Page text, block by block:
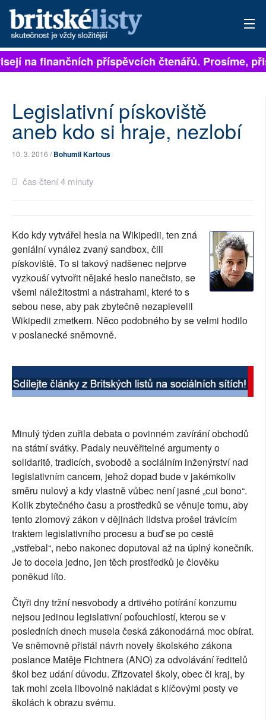
PŘIHLÁSIT
ARCHIV
PŘÍSPĚVKY NA PROVOZ
SOCIÁLNÍ SÍTĚ
RUBRIKY
PLNÁ VERZE STRÁNEK
na finančních příspěvcích čtenářů. Prosíme,
Legislativní pískoviště
aneb kdo si hraje, nezlobí
10. 3. 2016 /Bohumil Kartous
čas čtení 4 minuty
Kdo kdy vytvářel hesla na Wikipedii, ten zná
geniální vynález zvaný sandbox, čili
pískoviště. To si takový nadšenec nejprve
vyzkouší vytvořit nějaké heslo nanečisto, se
všemi náležitostmi a nástrahami, které to s
sebou nese, aby pak zbytečně nezaplevelil
Wikipedii zmetkem. Něco podobného by se velmi hodilo
v poslanecké sněmovně.
Minulý týden zuřila debata o povinném zavírání obchodů
na státní svátky. Padaly neuvěřitelné argumenty o
solidaritě, tradicích, svobodě a sociálním inženýrství nad
legislativním cancem, jehož dopad bude v jakémkoliv
směru nulový a kdy vlastně vůbec není jasné „cui bono“.
Kolik zbytečného času a prostředků se věnuje tomu, aby
tento zlomový zákon v dějinách lidstva prošel trávicím
traktem legislativního procesu a buď se po cestě
„vstřebal“, nebo nakonec doputoval až na úplný konečník.
Je to docela jedno, jen těch prostředků je člověku
poněkud líto.
Čtyři dny tržní nesvobody a drtivého potírání konzumu
nejsou jedinou legislativní poťouchlostí, kterou se v
posledních dnech musela česká zákonodárná moc obírat.
Ve sněmovně přistál návrh novely školského zákona
poslance Matěje Fichtnera (ANO) za odvolávání ředitelů
škol bez udání důvodu. Zřizovatel školy, obec či kraj, by
tak mohl zcela libovolně nakládat s klíčovými posty ve
školách k obrazu svému.